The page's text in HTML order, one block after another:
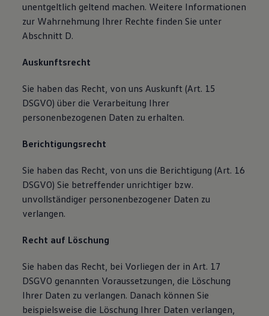
unentgeltlich geltend machen. Weitere Informationen
zur Wahrnehmung Ihrer Rechte finden Sie unter
Abschnitt D.
Auskunftsrecht
Sie haben das Recht, von uns Auskunft (Art. 15
DSGVO) über die Verarbeitung Ihrer
personenbezogenen Daten zu erhalten.
Berichtigungsrecht
Sie haben das Recht, von uns die Berichtigung (Art. 16
DSGVO) Sie betreffender unrichtiger bzw.
unvollständiger personenbezogener Daten zu
verlangen.
Recht auf Löschung
Sie haben das Recht, bei Vorliegen der in Art. 17
DSGVO genannten Voraussetzungen, die Löschung
Ihrer Daten zu verlangen. Danach können Sie
beispielsweise die Löschung Ihrer Daten verlangen,